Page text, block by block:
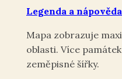
Legenda a
Mapa zobrazuje
oblasti. Více
zeměpisné šířky.